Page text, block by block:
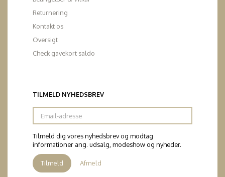
Returnering
Kontakt os
Oversigt
Check gavekort saldo
TILMELD NYHEDSBREV
Email-
adresse
Tilmeld dig vores nyhedsbrev og modtag
informationer ang. udsalg, modeshow og nyheder.
Tilmeld Afmeld